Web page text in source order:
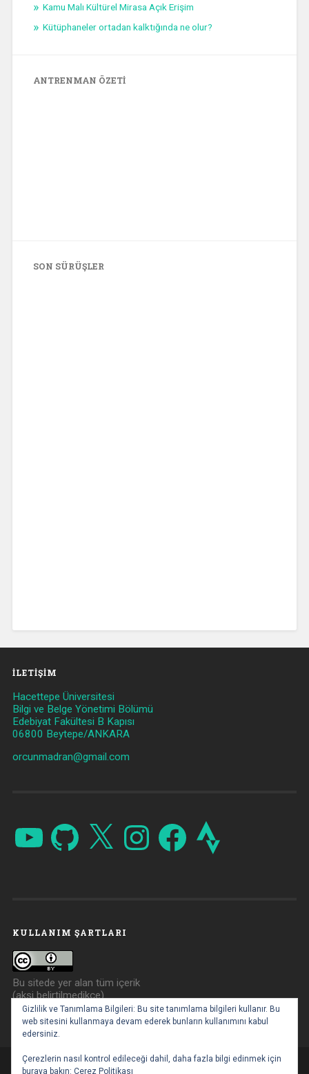
Kamu Malı Kültürel Mirasa Açık Erişim
Kütüphaneler ortadan kalktığında ne olur?
ANTRENMAN ÖZETI
SON SÜRÜŞLER
İLETIŞIM
Hacettepe Üniversitesi
Bilgi ve Belge Yönetimi Bölümü
Edebiyat Fakültesi B Kapısı
06800 Beytepe/ANKARA
orcunmadran@gmail.com
YouTube GitHub X InstagramFacebook Strava
KULLANIM ŞARTLARI
Bu sitede yer alan tüm içerik
(aksi belirtilmedikçe)
Creative Commons Atıf 4.0
ile lisanslanmıştır.
Gizlilik ve Tanımlama Bilgileri: Bu site tanımlama bilgileri kullanır. Bu
web sitesini kullanmaya devam ederek bunların kullanımını kabul
edersiniz.
Çerezlerin nasıl kontrol edileceği dahil, daha fazla bilgi edinmek için
buraya bakın: Çerez Politikası